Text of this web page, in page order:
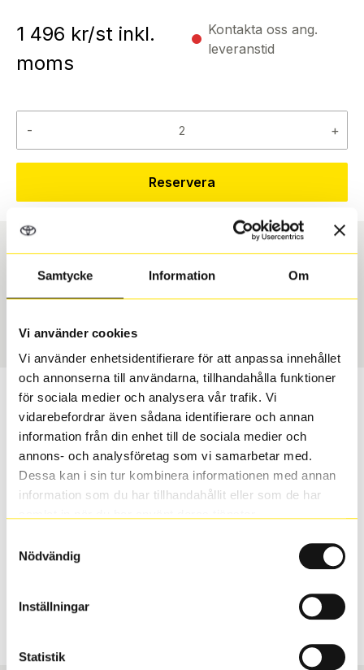
Samtycke Information Om
Vi använder cookies
Vi använder enhetsidentifierare för att anpassa innehållet
och annonserna till användarna, tillhandahålla funktioner
för sociala medier och analysera vår trafik. Vi
vidarebefordrar även sådana identifierare och annan
information från din enhet till de sociala medier och
annons- och analysföretag som vi samarbetar med.
Dessa kan i sin tur kombinera informationen med annan
information som du har tillhandahållit eller som de har
Nödvändig
Inställningar
Statistik
1 496 kr/st inkl.
moms
Kontakta oss ang.
leveranstid
- +
Reservera
Däcktyp Däckstorlek
1674
Passar detta däck min bil?
Ange registreringsnummer för att se om det däck du
valt passar din bilmodell. Om du köper däck som skall
sättas på dina befintliga fälgar, se till att kolla en extra
gång så att däck och fälg har samma dimensioner.
Ibland kan fälgen ha bytts ut under årens lopp och
fabrik.
S Sök